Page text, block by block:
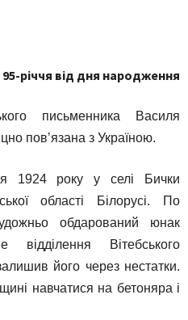
річчя від дня народження
письменника Василя
пов’язана з Україною.
1924 року у селі Бички
області Білорусі. По
обдарований юнак
відділення Вітебського
його через нестатки.
навчатися на бетоняра і